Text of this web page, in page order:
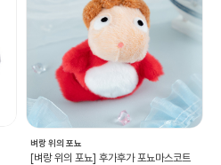
벼랑 위의 포뇨
[벼랑 위의 포뇨] 후가후가 포뇨마스코트